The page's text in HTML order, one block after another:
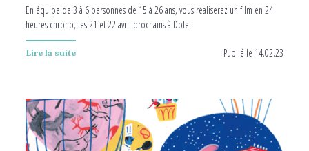
En équipe de 3 à 6 personnes de 15 à 26 ans, vous réaliserez un film en 24
heures chrono, les 21 et 22 avril prochains à Dole !
Lire la suite Publié le 14.02.23